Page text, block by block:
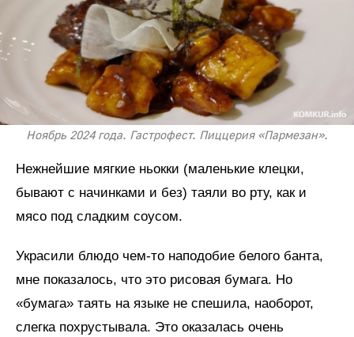
Ноябрь 2024 года. Гастрофест. Пиццерия «Пармезан».
Нежнейшие мягкие ньокки (маленькие клецки,
бывают с начинками и без) таяли во рту, как и
мясо под сладким соусом.
Украсили блюдо чем-то наподобие белого банта,
мне показалось, что это рисовая бумага. Но
«бумага» таять на языке не спешила, наоборот,
слегка похрустывала. Это оказалась очень